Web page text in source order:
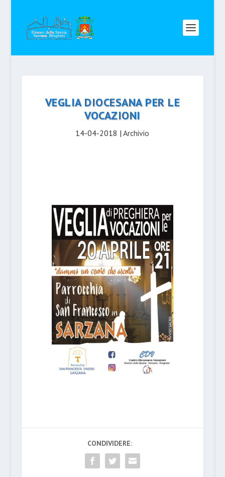
VEGLIA DIOCESANA PER LE
VOCAZIONI
14-04-2018 |Archivio
CONDIVIDERE: